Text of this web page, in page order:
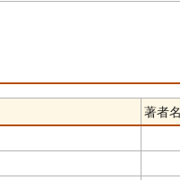
著者